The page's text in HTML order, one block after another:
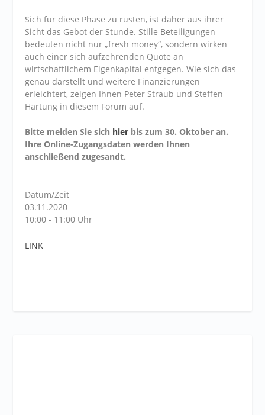
Sich für diese Phase zu rüsten, ist daher aus ihrer
Sicht das Gebot der Stunde. Stille Beteiligungen
bedeuten nicht nur „fresh money“, sondern wirken
auch einer sich aufzehrenden Quote an
wirtschaftlichem Eigenkapital entgegen. Wie sich das
genau darstellt und weitere Finanzierungen
erleichtert, zeigen Ihnen Peter Straub und Steffen
Hartung in diesem Forum auf.
Bitte melden Sie sich hier bis zum 30. Oktober an.
Ihre Online-Zugangsdaten werden Ihnen
anschließend zugesandt.
Datum/Zeit
03.11.2020
10:00 - 11:00 Uhr
LINK